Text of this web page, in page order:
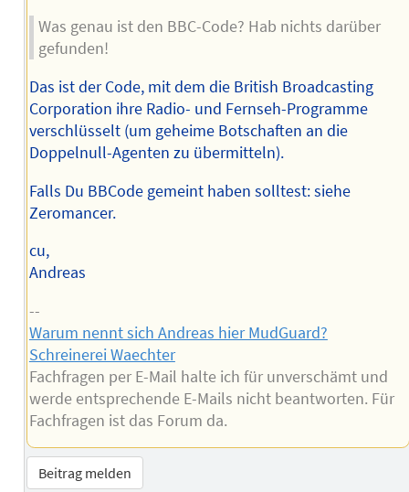
Was genau ist den BBC-Code? Hab nichts darüber
gefunden!
Das ist der Code, mit dem die British Broadcasting
Corporation ihre Radio- und Fernseh-Programme
verschlüsselt (um geheime Botschaften an die
Doppelnull-Agenten zu übermitteln).
Falls Du BBCode gemeint haben solltest: siehe
Zeromancer.
cu,
Andreas
--
Warum nennt sich Andreas hier MudGuard?
Schreinerei Waechter
Fachfragen per E-Mail halte ich für unverschämt und
werde entsprechende E-Mails nicht beantworten. Für
Fachfragen ist das Forum da.
Beitrag melden